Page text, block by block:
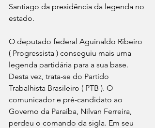
Santiago da presidência da legenda no
estado.
O deputado federal Aguinaldo Ribeiro
( Progressista ) conseguiu mais uma
legenda partidária para a sua base.
Desta vez, trata-se do Partido
Trabalhista Brasileiro ( PTB ). O
comunicador e pré-candidato ao
Governo da Paraíba, Nilvan Ferreira,
perdeu o comando da sigla. Em seu